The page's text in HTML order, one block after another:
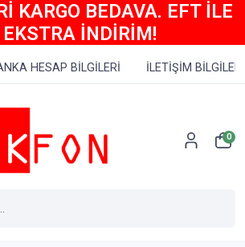
KARGO BEDAVA. EFT İLE
EKSTRA İNDİRİM!
HESAP BİLGİLERİ İLETİŞİM BİLGİLERİ
0